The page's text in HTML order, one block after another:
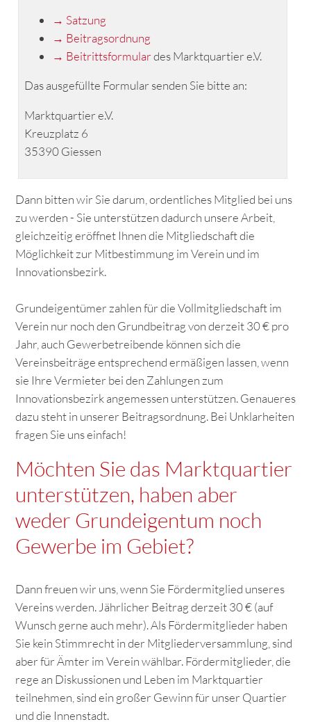
→ Satzung
→ Beitragsordnung
→ Beitrittsformulardes Marktquartier e.V.
Das ausgefüllte Formular senden Sie bitte an:
Marktquartier e.V.
Kreuzplatz 6
35390 Giessen
Dann bitten wir Sie darum, ordentliches Mitglied bei uns
zu werden - Sie unterstützen dadurch unsere Arbeit,
gleichzeitig eröffnet Ihnen die Mitgliedschaft die
Möglichkeit zur Mitbestimmung im Verein und im
Innovationsbezirk.
Grundeigentümer zahlen für die Vollmitgliedschaft im
Verein nur noch den Grundbeitrag von derzeit 30 € pro
Jahr, auch Gewerbetreibende können sich die
Vereinsbeiträge entsprechend ermäßigen lassen, wenn
sie Ihre Vermieter bei den Zahlungen zum
Innovationsbezirk angemessen unterstützen.Genaueres
dazu steht in unserer Beitragsordnung. Bei Unklarheiten
fragen Sie uns einfach!
Möchten Sie das Marktquartier
unterstützen, haben aber
weder Grundeigentum noch
Gewerbe im Gebiet?
Dann freuen wir uns, wenn Sie Fördermitglied unseres
Vereins werden. Jährlicher Beitrag derzeit 30 € (auf
Wunsch gerne auch mehr). Als Fördermitglieder haben
Sie kein Stimmrecht in der Mitgliederversammlung, sind
aber für Ämter im Verein wählbar. Fördermitglieder, die
rege an Diskussionen und Leben im Marktquartier
teilnehmen, sind ein großer Gewinn für unser Quartier
und die Innenstadt.